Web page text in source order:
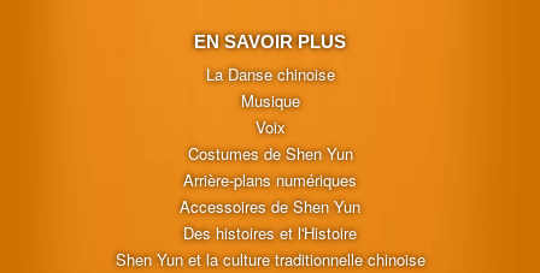
EN SAVOIR PLUS
La Danse chinoise
Musique
Voix
Costumes de Shen Yun
Arrière-plans numériques
Accessoires de Shen Yun
Des histoires et l'Histoire
Shen Yun et la culture traditionnelle chinoise